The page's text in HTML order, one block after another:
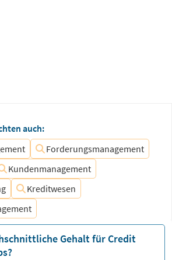
auch:
Forderungsmanagement
Kundenmanagement
Kreditwesen
Gehalt für Credit